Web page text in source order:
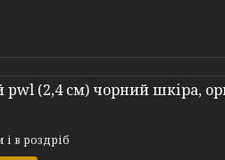
(2,4 см) чорний шкіра,
в роздріб